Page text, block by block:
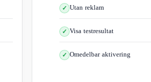
Utan reklam
Visa testresultat
Omedelbar aktivering